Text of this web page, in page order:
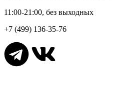
11:00-21:00, без выходных
+7 (499) 136-35-76